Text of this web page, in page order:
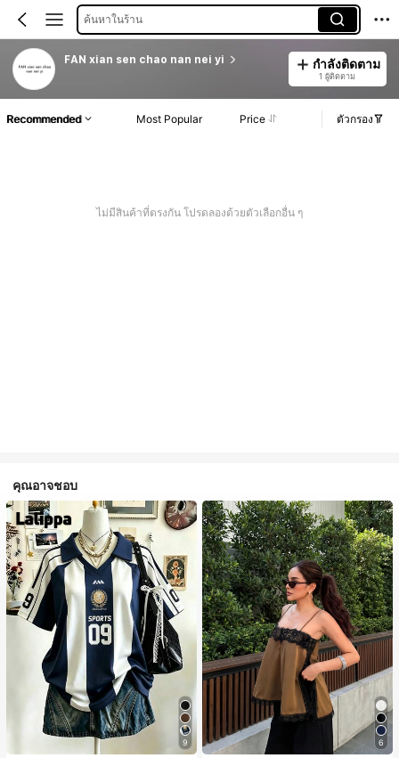
ค้นหาในร้าน
FAN xian sen chao nan nei yi กำลังติดตาม
1 ผู้ติดตาม
Recommended Most Popular Price ตัวกรอง
ไม่มีสินค้าที่ตรงกัน โปรดลองด้วยตัวเลือกอื่น ๆ
คุณอาจชอบ
9 6
#1 ขายดี
ใน สีกากี เสื้อสตรี เสื้อเบลาส์ & Tee
ลูกค้ากลับมาซื้อซ้ำ!